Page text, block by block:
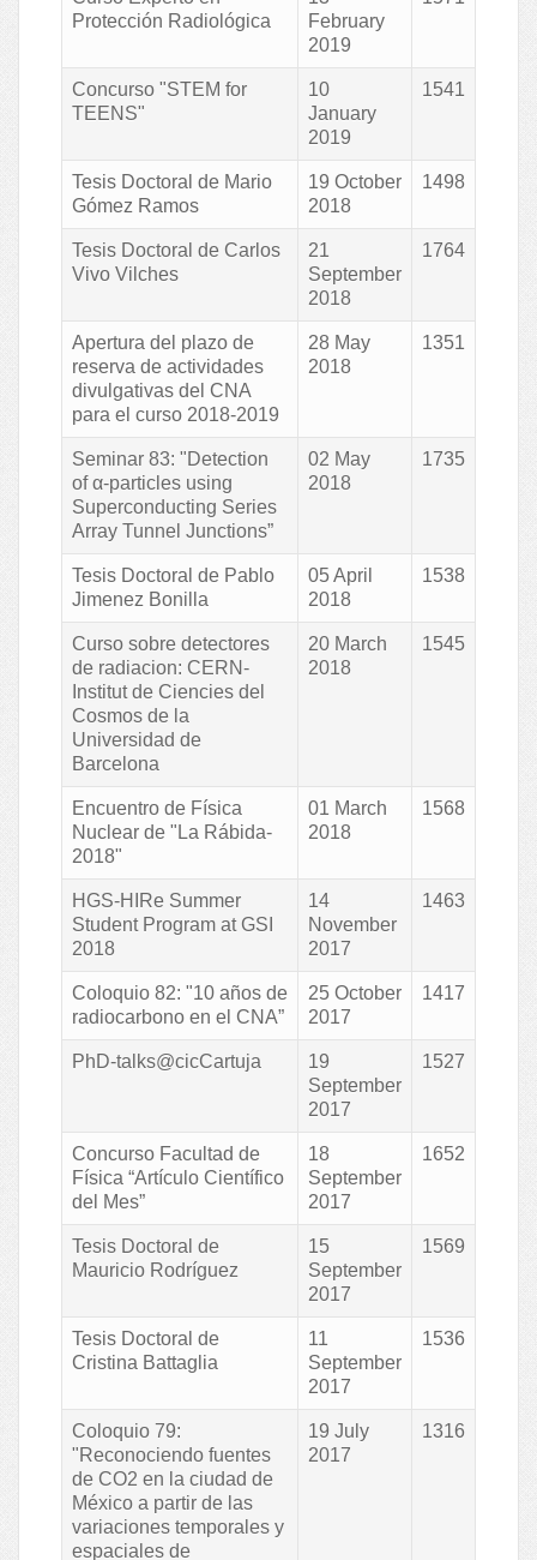
Protección Radiológica
February
2019
Concurso "STEM for
TEENS"
10
January
2019
1541
Tesis Doctoral de Mario
Gómez Ramos
19 October
2018
1498
Tesis Doctoral de Carlos
Vivo Vilches
21
September
2018
1764
Apertura del plazo de
reserva de actividades
divulgativas del CNA
para el curso 2018-2019
28 May
2018
1351
Seminar 83: "Detection
of α-particles using
Superconducting Series
Array Tunnel Junctions”
02 May
2018
1735
Tesis Doctoral de Pablo
Jimenez Bonilla
05 April
2018
1538
Curso sobre detectores
de radiacion: CERN-
Institut de Ciencies del
Cosmos de la
Universidad de
Barcelona
20 March
2018
1545
Encuentro de Física
Nuclear de "La Rábida-
2018"
01 March
2018
1568
HGS-HIRe Summer
Student Program at GSI
2018
14
November
2017
1463
Coloquio 82: "10 años de
radiocarbono en el CNA”
25 October
2017
1417
PhD-talks@cicCartuja
19
September
2017
1527
Concurso Facultad de
Física “Artículo Científico
del Mes”
18
September
2017
1652
Tesis Doctoral de
Mauricio Rodríguez
15
September
2017
1569
Tesis Doctoral de
Cristina Battaglia
11
September
2017
1536
Coloquio 79:
"Reconociendo fuentes
de CO2 en la ciudad de
México a partir de las
variaciones temporales y
espaciales de
19 July
2017
1316